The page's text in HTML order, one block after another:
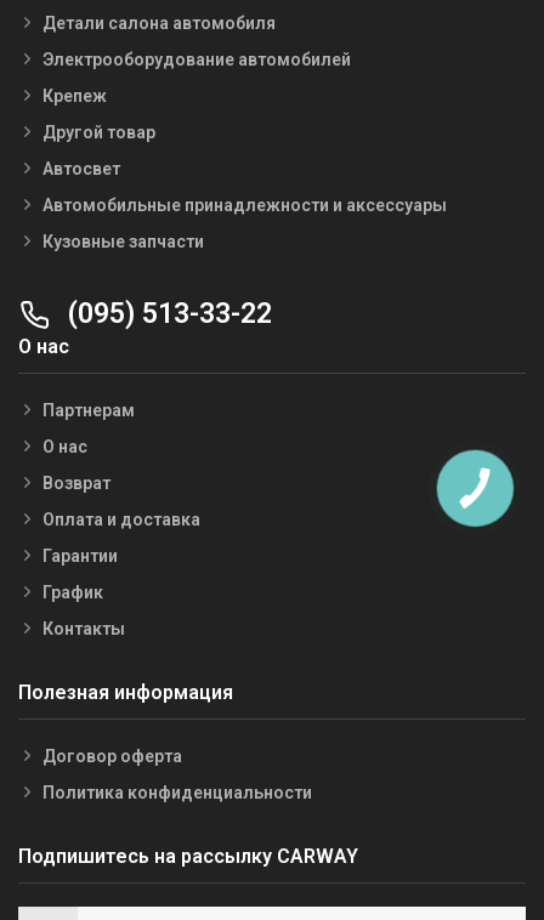
Детали салона автомобиля
Электрооборудование автомобилей
Крепеж
Другой товар
Автосвет
Автомобильные принадлежности и аксессуары
Кузовные запчасти
(095) 513-33-22
О нас
Партнерам
О нас
Возврат
Оплата и доставка
Гарантии
График
Контакты
Полезная информация
Договор оферта
Политика конфиденциальности
Подпишитесь на рассылку CARWAY